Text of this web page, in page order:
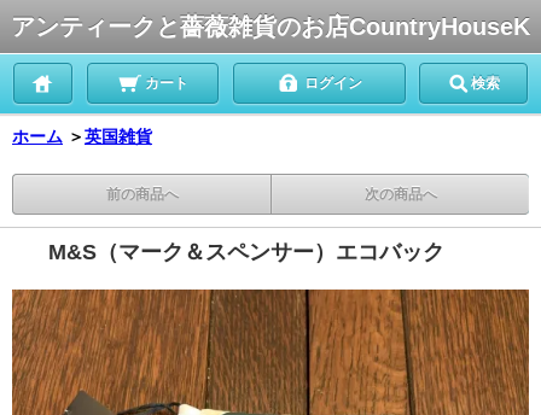
アンティークと薔薇雑貨のお店CountryHouseK
カート ログイン 検索
ホーム ＞英国雑貨
前の商品へ 次の商品へ
M&S（マーク＆スペンサー）エコバック